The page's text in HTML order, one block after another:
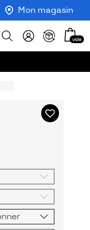
Mon magasin
Afficher
Mon
panier
vide
Ajouter
à